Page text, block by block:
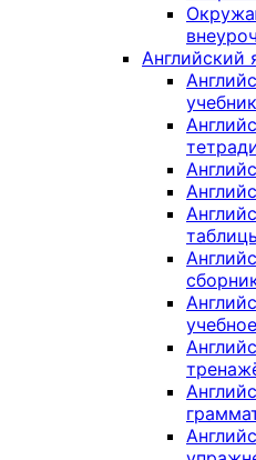
Английский